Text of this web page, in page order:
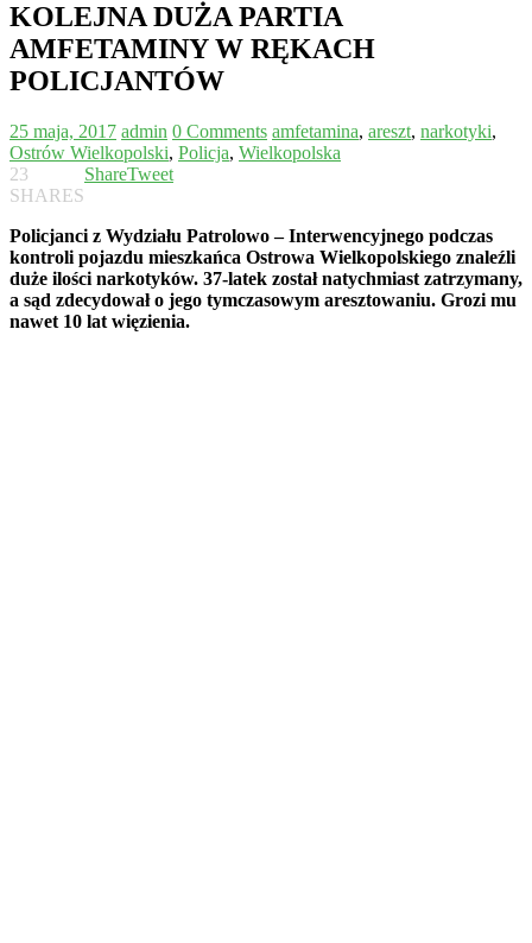
KOLEJNA DUŻA PARTIA
AMFETAMINY W RĘKACH
POLICJANTÓW
25 maja, 2017 admin 0 Comments amfetamina, areszt, narkotyki,
Ostrów Wielkopolski, Policja, Wielkopolska
23
SHARES
ShareTweet
Policjanci z Wydziału Patrolowo – Interwencyjnego podczas
kontroli pojazdu mieszkańca Ostrowa Wielkopolskiego znaleźli
duże ilości narkotyków. 37-latek został natychmiast zatrzymany,
a sąd zdecydował o jego tymczasowym aresztowaniu. Grozi mu
nawet 10 lat więzienia.